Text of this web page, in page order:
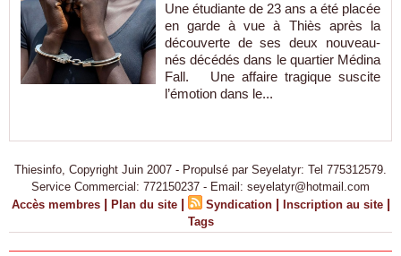
Une étudiante de 23 ans a été placée
en garde à vue à Thiès après la
découverte de ses deux nouveau-
nés décédés dans le quartier Médina
Fall. Une affaire tragique suscite
l’émotion dans le...
Thiesinfo, Copyright Juin 2007 - Propulsé par Seyelatyr: Tel 775312579.
Service Commercial: 772150237 - Email: seyelatyr@hotmail.com
Accès membres | Plan du site | Syndication | Inscription au site |
Tags